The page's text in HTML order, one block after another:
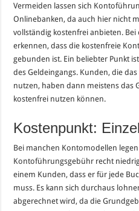
Vermeiden lassen sich
Onlinebanken, da auch hier nicht
vollständig kostenfrei anbieten. Bei
erkennen, dass die kostenfreie
gebunden ist. Ein beliebter Punkt
des Geldeingangs. Kunden, die
nutzen, haben dann meistens das
kostenfrei nutzen können.
Kostenpunkt:
Bei manchen Kontomodellen
Kontoführungsgebühr recht
einem Kunden, dass er für jede
muss. Es kann sich durchaus
abgerechnet wird, da die